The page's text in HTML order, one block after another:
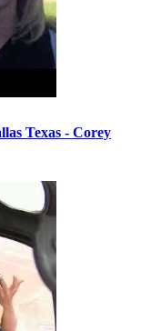
Texas - Corey